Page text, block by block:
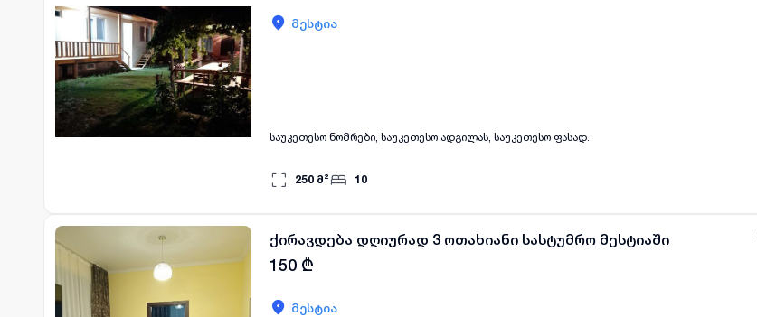
მესტია
საუკეთესო ნომრები, საუკეთესო ადგილას, საუკეთესო ფასად.
250 მ² 10
ქირავდება დღიურად 3 ოთახიანი სასტუმრო მესტიაში
150 ₾
მესტია